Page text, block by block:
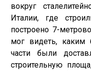
вокруг
Италии, где
построено 7-
мог видеть, каким
части были
строительную